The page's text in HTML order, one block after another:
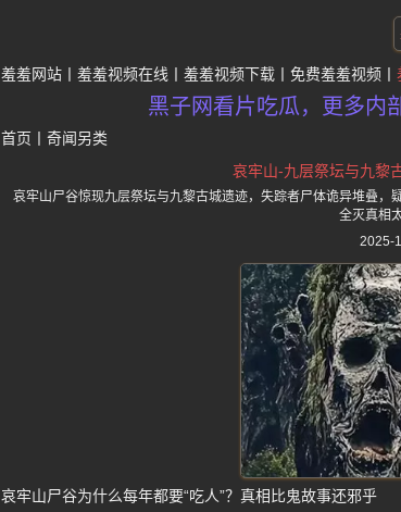
羞羞网站 羞羞视频在线 羞羞视频下载 免费羞羞视频
黑子网看片吃瓜，更多内
首页 奇闻另类
哀牢山-九层祭坛与九黎
哀牢山尸谷惊现九层祭坛与九黎古城遗迹，失踪者尸体诡异堆叠
全灭真相
2025-
哀牢山尸谷为什么每年都要“吃人”？真相比鬼故事还邪乎